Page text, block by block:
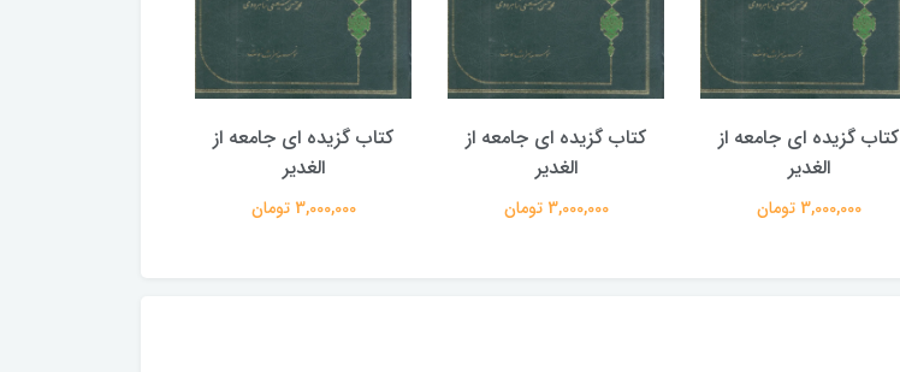
کتاب گزیده ای جامعه از
الغدیر
3,000,000 تومان
کتاب گزیده ای جامعه از
الغدیر
3,000,000 تومان
کتاب گزیده ای جامعه از
الغدیر
3,000,000 تومان